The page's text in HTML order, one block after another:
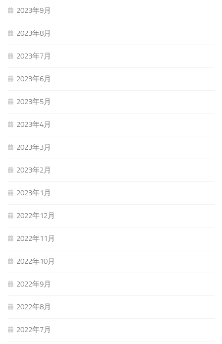
2023年9月
2023年8月
2023年7月
2023年6月
2023年5月
2023年4月
2023年3月
2023年2月
2023年1月
2022年12月
2022年11月
2022年10月
2022年9月
2022年8月
2022年7月